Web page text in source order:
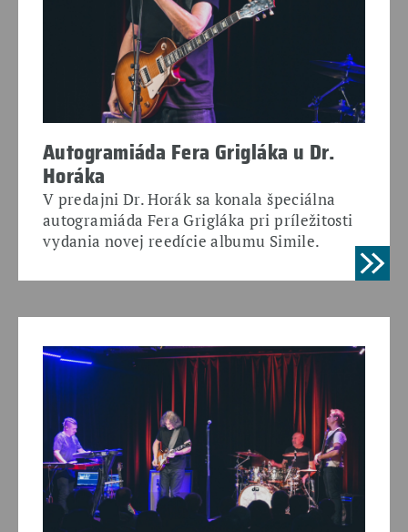
Autogramiáda Fera Grigláka u Dr.
Horáka
V predajni Dr. Horák sa konala špeciálna
autogramiáda Fera Grigláka pri príležitosti
vydania novej reedície albumu Simile.